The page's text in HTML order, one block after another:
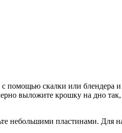
помощью скалки или
выложите крошку на дно
небольшими пластинами. Для